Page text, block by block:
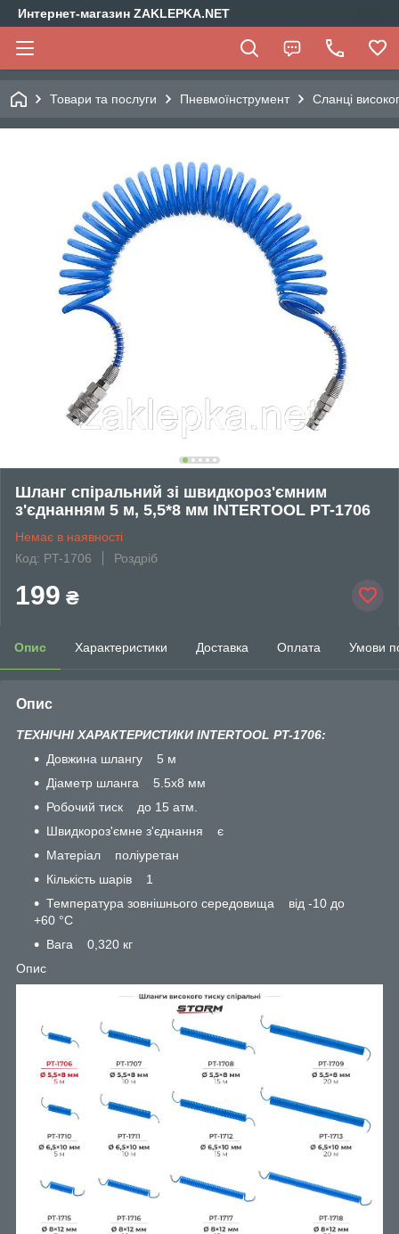
Интернет-магазин ZAKLEPKA.NET
Товари та послуги Пневмоїнструмент Сланці
Шланг спіральний зі швидкороз'ємним
з'єднанням 5 м, 5,5*8 мм INTERTOOL PT-1706
Немає в наявності
Код: PT-1706
Роздріб
199 ₴
Опис Характеристики Доставка Оплата Умови
Опис
ТЕХНІЧНІ ХАРАКТЕРИСТИКИ INTERTOOL PT-1706:
Довжина шлангу 5 м
Діаметр шланга 5.5x8 мм
Робочий тиск до 15 атм.
Швидкороз'ємне з'єднання є
Матеріал поліуретан
Кількість шарів 1
Температура зовнішнього середовища від -10 до
+60 °С
Вага 0,320 кг
Опис